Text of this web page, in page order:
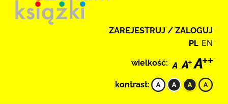
ZAREJESTRUJ / ZALOGUJ
PL EN
wielkość:
kontrast: